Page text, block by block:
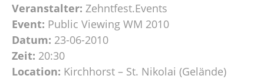
Veranstalter: Zehntfest.Events
Event: Public Viewing WM 2010
Datum: 23-06-2010
Zeit: 20:30
Location: Kirchhorst – St. Nikolai (Gelände)